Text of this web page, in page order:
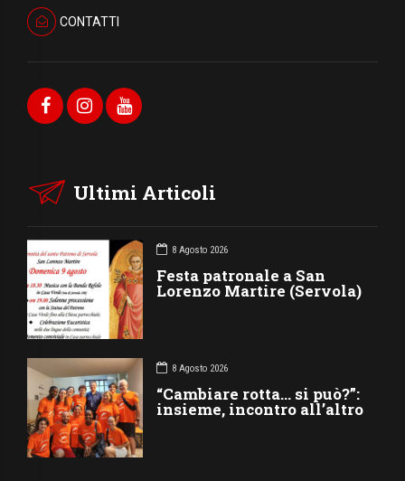
CONTATTI
Ultimi Articoli
8 Agosto 2026
Festa patronale a San
Lorenzo Martire (Servola)
8 Agosto 2026
“Cambiare rotta… si può?”:
insieme, incontro all’altro